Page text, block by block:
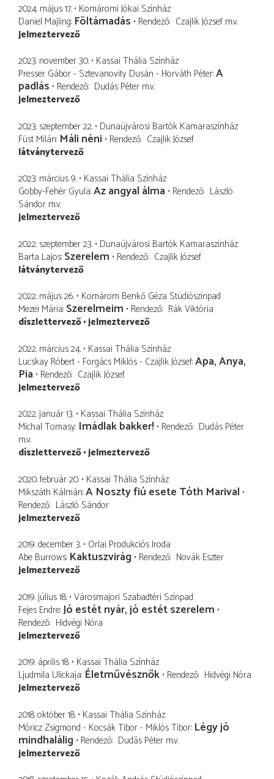
2024. május 17. Komáromi Jókai Színház
Daniel Majling Föltámadás Rendező Czajlik József m.v.
jelmeztervező
2023. november 30. Kassai Thália Színház
Presser Gábor - Sztevanovity Dusán - Horváth Péter A
padlás Rendező Dudás Péter m.v.
jelmeztervező
2023. szeptember 22. Dunaújvárosi Bartók Kamaraszínház
Füst Milán Máli néni Rendező Czajlik József
látványtervező
2023. március 9. Kassai Thália Színház
Gobby-Fehér Gyula Az angyal álma Rendező László
Sándor m.v.
jelmeztervező
2022. szeptember 23. Dunaújvárosi Bartók Kamaraszínház
Barta Lajos Szerelem Rendező Czajlik József
látványtervező
2022. május 26. Komárom Benkő Géza Stúdiószínpad
Mezei Mária Szerelmeim Rendező Rák Viktória
díszlettervező jelmeztervező
2022. március 24. Kassai Thália Színház
Lucskay Róbert - Forgács Miklós - Czajlik József Apa, Anya,
Pia Rendező Czajlik József
jelmeztervező
2022. január 13. Kassai Thália Színház
Michal Tomasy Imádlak bakker! Rendező Dudás Péter
m.v.
díszlettervező jelmeztervező
2020. február 20. Kassai Thália Színház
Mikszáth Kálmán A Noszty fiú esete Tóth Marival
Rendező László Sándor
jelmeztervező
2019. december 3. Orlai Produkciós Iroda
Abe Burrows Kaktuszvirág Rendező Novák Eszter
jelmeztervező
2019. július 18. Városmajori Szabadtéri Színpad
Fejes Endre Jó estét nyár, jó estét szerelem
Rendező Hidvégi Nóra
jelmeztervező
2019. április 18. Kassai Thália Színház
Ljudmila Ulickaja Életművésznők Rendező Hidvégi Nóra
jelmeztervező
2018. október 18. Kassai Thália Színház
Móricz Zsigmond - Kocsák Tibor - Miklós Tibor Légy jó
mindhalálig Rendező Dudás Péter m.v.
jelmeztervező